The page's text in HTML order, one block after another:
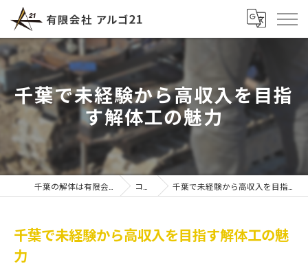
千葉で未経験から高収入を目指
す解体工の魅力
コラム 千葉で未経験から高収入を目指す解体工の魅力
千葉で未経験から高収入を目指す解体工の魅
力